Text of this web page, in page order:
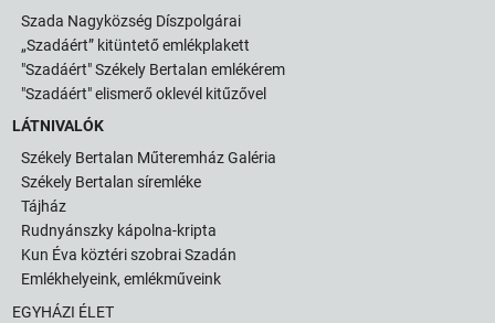
Szada Nagyközség Díszpolgárai
„Szadáért” kitüntető emlékplakett
"Szadáért" Székely Bertalan emlékérem
"Szadáért" elismerő oklevél kitűzővel
LÁTNIVALÓK
Székely Bertalan Műteremház Galéria
Székely Bertalan síremléke
Tájház
Rudnyánszky kápolna-kripta
Kun Éva köztéri szobrai Szadán
Emlékhelyeink, emlékműveink
EGYHÁZI ÉLET